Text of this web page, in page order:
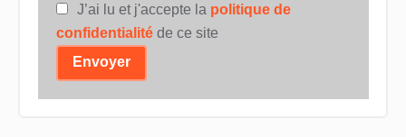
J’ai lu et j'accepte la politique de
confidentialitéde ce site
Envoyer